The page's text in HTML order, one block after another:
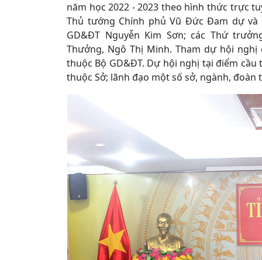
năm học 2022 - 2023 theo hình thức trực
Thủ tướng Chính phủ Vũ Đức Đam dự
GD&ĐT Nguyễn Kim Sơn; các Thứ
Thưởng, Ngô Thị Minh. Tham dự hội
thuộc Bộ GD&ĐT. Dự hội nghị tại điểm
thuộc Sở; lãnh đạo một số sở, ngành,